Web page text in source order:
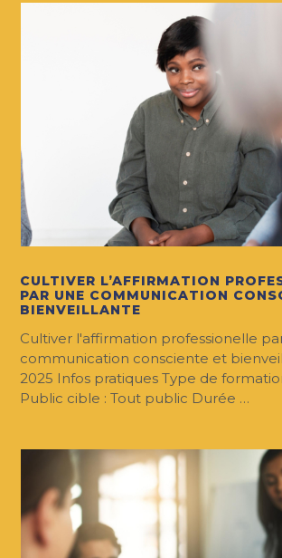
CULTIVER L’AFFIRMATION
PAR UNE COMMUNICATION
BIENVEILLANTE
Cultiver l'affirmation professionelle
communication consciente et
2025 Infos pratiques Type de
Public cible : Tout public Durée …